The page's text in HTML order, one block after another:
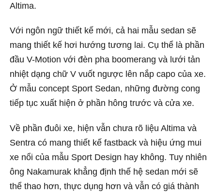
Altima.
Với ngôn ngữ thiết kế mới, cả hai mẫu sedan sẽ
mang thiết kế hơi hướng tương lai. Cụ thể là phần
đầu V-Motion với đèn pha boomerang và lưới tản
nhiệt dạng chữ V vuốt ngược lên nắp capo của xe.
Ở mẫu concept Sport Sedan, những đường cong
tiếp tục xuất hiện ở phần hông trước và cửa xe.
Về phần đuôi xe, hiện vẫn chưa rõ liệu Altima và
Sentra có mang thiết kế fastback và hiệu ứng mui
xe nổi của mẫu Sport Design hay không. Tuy nhiên
ông Nakamurak khẳng định thế hệ sedan mới sẽ
thể thao hơn, thực dụng hơn và vẫn có giá thành